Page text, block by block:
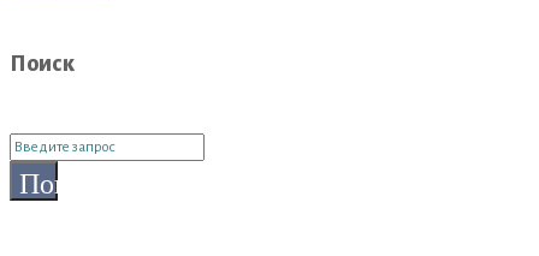
Поиск
Поиск
для:
Поиск